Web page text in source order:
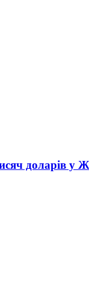
доларів у